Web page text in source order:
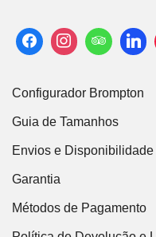
Configurador Brompton
Guia de Tamanhos
Envios e
Garantia
Métodos de Pagamento